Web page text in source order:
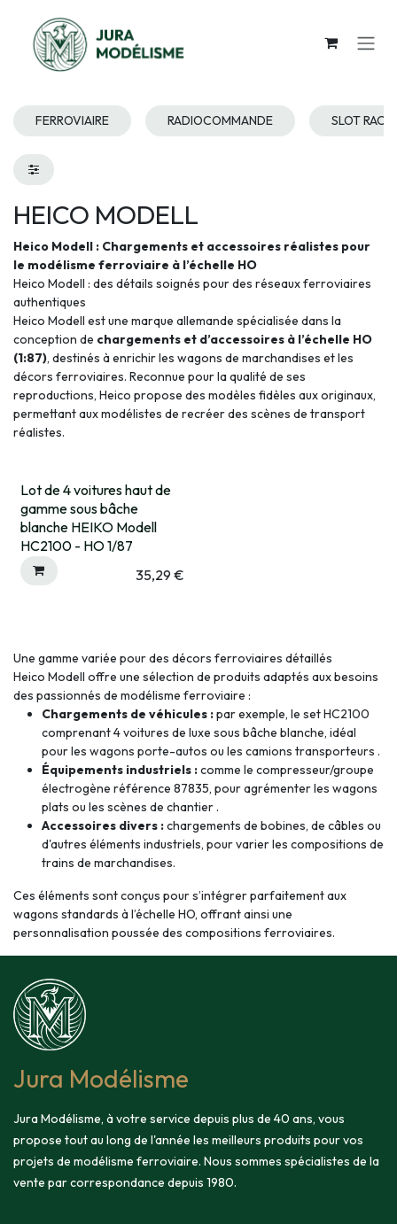
FERROVIAIRE RADIOCOMMANDE SLOT
HEICO MODELL
Heico Modell : Chargements et accessoires réalistes pour
le modélisme ferroviaire à l’échelle HO
Heico Modell : des détails soignés pour des réseaux ferroviaires
authentiques
Heico Modell est une marque allemande spécialisée dans la
conception de chargements et d’accessoires à l’échelle HO
(1:87), destinés à enrichir les wagons de marchandises et les
décors ferroviaires. Reconnue pour la qualité de ses
reproductions, Heico propose des modèles fidèles aux originaux,
permettant aux modélistes de recréer des scènes de transport
réalistes.
Lot de 4 voitures haut de
gamme sous bâche
blanche HEIKO Modell
HC2100 - HO 1/87
35,29 €
Une gamme variée pour des décors ferroviaires détaillés
Heico Modell offre une sélection de produits adaptés aux besoins
des passionnés de modélisme ferroviaire :
Chargements de véhicules :par exemple, le set HC2100
comprenant 4 voitures de luxe sous bâche blanche, idéal
pour les wagons porte-autos ou les camions transporteurs .
Équipements industriels :comme le compresseur/groupe
électrogène référence 87835, pour agrémenter les wagons
plats ou les scènes de chantier .
Accessoires divers :chargements de bobines, de câbles ou
d'autres éléments industriels, pour varier les compositions de
trains de marchandises.
Ces éléments sont conçus pour s’intégrer parfaitement aux
wagons standards à l’échelle HO, offrant ainsi une
personnalisation poussée des compositions ferroviaires.
Jura Modélisme
Jura Modélisme, à votre service depuis plus de 40 ans, vous
propose tout au long de l'année les meilleurs produits pour vos
projets de modélisme ferroviaire. Nous sommes spécialistes de la
vente par correspondance depuis 1980.